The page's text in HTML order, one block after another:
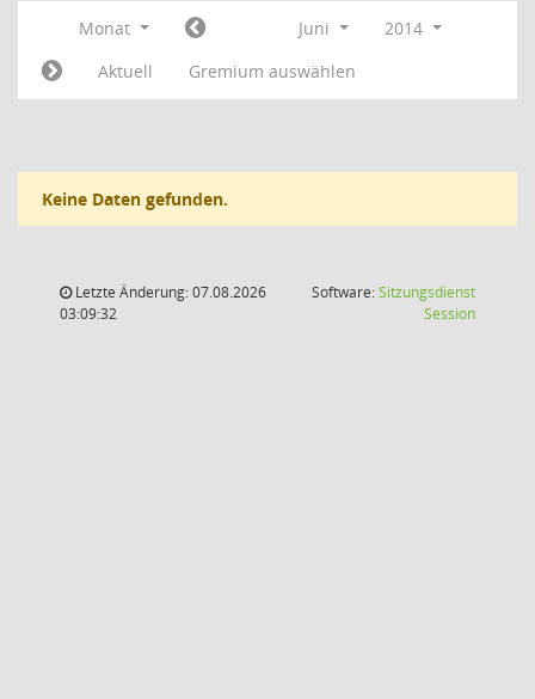
Monat Juni
2014
Aktuell
Gremium auswählen
Keine Daten gefunden.
Letzte Änderung: 07.08.2026
03:09:32
Software:Sitzungsdienst
Session(Wird in